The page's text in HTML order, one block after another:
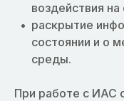
воздействия
раскрытие
состоянии и о
среды.
При работе с ИАС